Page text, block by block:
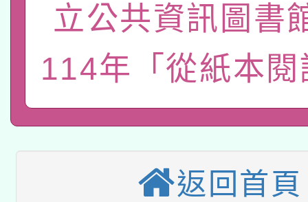
薪期間赴陸應申請許可
轉知經濟部水利署委託
業技術研究院辦理「
動」
115年8月22日(星期六
桃園市孔廟祈福系列
開 智慧啟航」
2026年桃園地景藝術
本校115學年度第2次
招甄選結果公告(無人
適應運動共學行動站研
本館辦理115年度閱讀
立公共資訊圖書
114年「從紙本
返回首頁